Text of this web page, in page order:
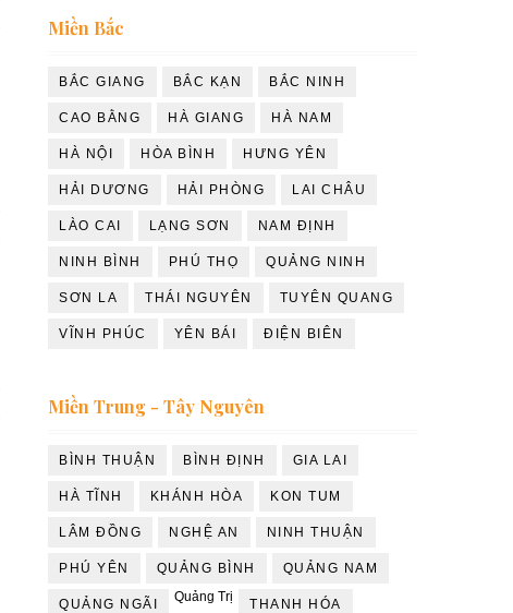
Miền Bắc
BẮC GIANG BẮC KẠN BẮC NINH
CAO BẰNG HÀ GIANG HÀ NAM
HÀ NỘI HÒA BÌNH HƯNG YÊN
HẢI DƯƠNG HẢI PHÒNG LAI CHÂU
LÀO CAI LẠNG SƠN NAM ĐỊNH
NINH BÌNH PHÚ THỌ QUẢNG NINH
SƠN LA THÁI NGUYÊN TUYÊN QUANG
VĨNH PHÚC YÊN BÁI ĐIỆN BIÊN
Miền Trung - Tây Nguyên
BÌNH THUẬN BÌNH ĐỊNH GIA LAI
HÀ TĨNH KHÁNH HÒA KON TUM
LÂM ĐỒNG NGHỆ AN NINH THUẬN
PHÚ YÊN QUẢNG BÌNH QUẢNG NAM
QUẢNG NGÃI Quảng Trị THANH HÓA